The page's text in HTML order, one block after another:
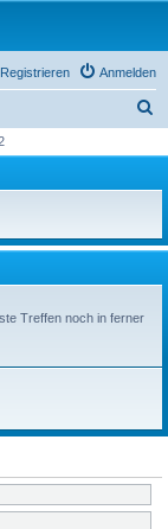
Anmelden
Registrieren
h
Treffen noch in ferner